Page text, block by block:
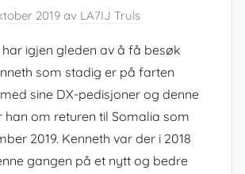
2019 av LA7IJ Truls
igjen gleden av å få besøk
som stadig er på farten
sine DX-pedisjoner og denne
om returen til Somalia som
2019. Kenneth var der i 2018
gangen på et nytt og bedre